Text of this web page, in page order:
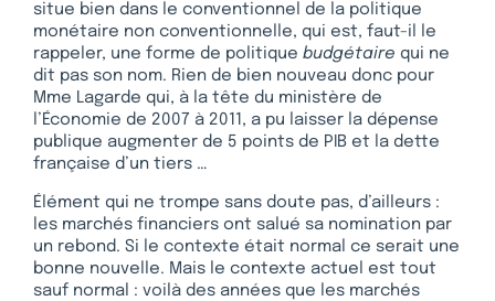
situe bien dans le conventionnel de la politique
monétaire non conventionnelle, qui est, faut-il le
rappeler, une forme de politique budgétaire qui ne
dit pas son nom. Rien de bien nouveau donc pour
Mme Lagarde qui, à la tête du ministère de
l’Économie de 2007 à 2011, a pu laisser la dépense
publique augmenter de 5 points de PIB et la dette
française d’un tiers …
Élément qui ne trompe sans doute pas, d’ailleurs :
les marchés financiers ont salué sa nomination par
un rebond. Si le contexte était normal ce serait une
bonne nouvelle. Mais le contexte actuel est tout
sauf normal : voilà des années que les marchés